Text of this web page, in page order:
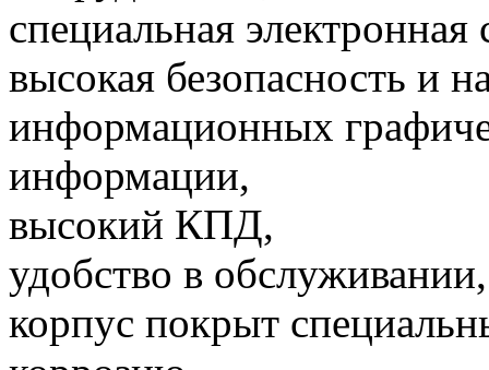
специальная
высокая безопасность и
информационных
информации,
высокий КПД,
удобство в обслуживании,
корпус покрыт